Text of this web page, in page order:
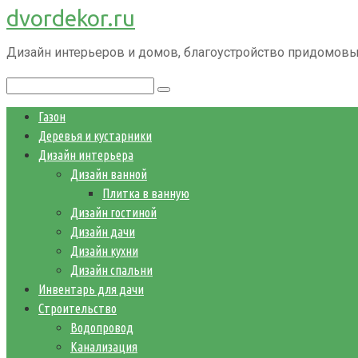
Перейти
к
контенту
dvordekor.ru
Дизайн интерьеров и домов, благоустройство
Газон
Деревья и кустарники
Дизайн интерьера
Дизайн ванной
Плитка в ванную
Дизайн гостиной
Дизайн дачи
Дизайн кухни
Дизайн спальни
Инвентарь для дачи
Строительство
Водопровод
Канализация